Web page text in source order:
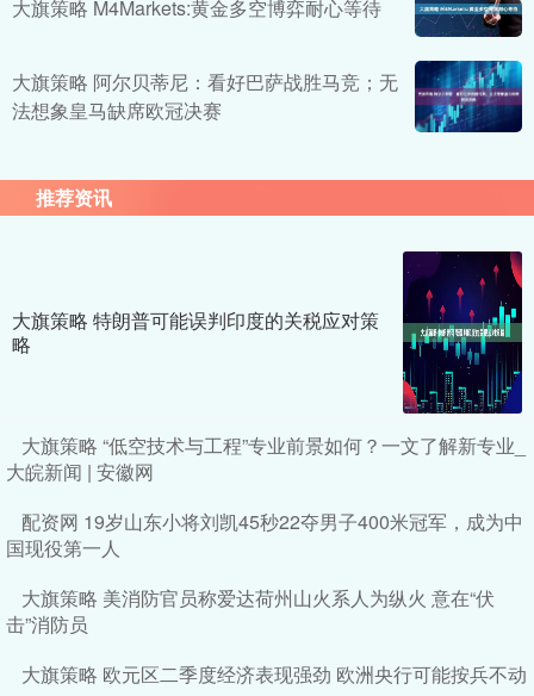
大旗策略 M4Markets:黄金多空博弈耐心等待
大旗策略 阿尔贝蒂尼：看好巴萨战胜马竞；无
法想象皇马缺席欧冠决赛
推荐资讯
大旗策略 特朗普可能误判印度的关税应对策
略
大旗策略 “低空技术与工程”专业前景如何？一文了解新专业_
大皖新闻 | 安徽网
配资网 19岁山东小将刘凯45秒22夺男子400米冠军，成为中
国现役第一人
大旗策略 美消防官员称爱达荷州山火系人为纵火 意在“伏
击”消防员
大旗策略 欧元区二季度经济表现强劲 欧洲央行可能按兵不动